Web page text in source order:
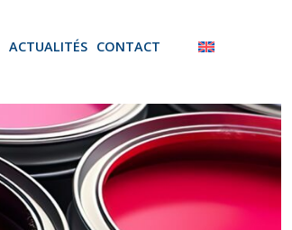
ACTUALITÉS CONTACT